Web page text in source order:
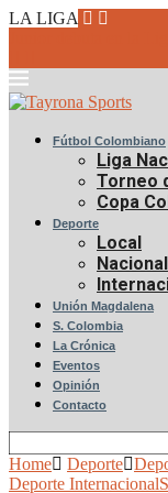
LA LIGA
Fútbol Colombiano
Liga
Torneo
Copa
Deporte
Local
Nacional
Unión Magdalena
S. Colombia
La Crónica
Eventos
Opinión
Contacto
Home Deporte
Deporte Internacional